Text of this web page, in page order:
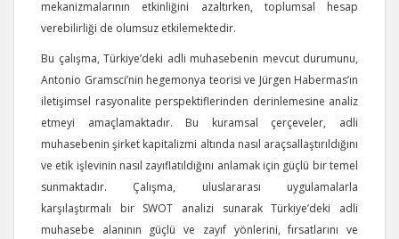
mekanizmalarının etkinliğini azaltırken, toplumsal hesap
verebilirliği de olumsuz etkilemektedir.
Bu çalışma, Türkiye’deki adli muhasebenin mevcut durumunu,
Antonio Gramsci’nin hegemonya teorisi ve Jürgen Habermas’ın
iletişimsel rasyonalite perspektiflerinden derinlemesine analiz
etmeyi amaçlamaktadır. Bu kuramsal çerçeveler, adli
muhasebenin şirket kapitalizmi altında nasıl araçsallaştırıldığını
ve etik işlevinin nasıl zayıflatıldığını anlamak için güçlü bir temel
sunmaktadır. Çalışma, uluslararası uygulamalarla
karşılaştırmalı bir SWOT analizi sunarak Türkiye’deki adli
muhasebe alanının güçlü ve zayıf yönlerini, fırsatlarını ve